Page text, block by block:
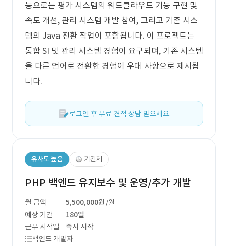
능으로는 평가 시스템의 워드클라우드 기능 구현 및
속도 개선, 관리 시스템 개발 참여, 그리고 기존 시스
템의 Java 전환 작업이 포함됩니다. 이 프로젝트는
통합 SI 및 관리 시스템 경험이 요구되며, 기존 시스템
을 다른 언어로 전환한 경험이 우대 사항으로 제시됩
니다.
로그인 후 무료 견적 상담 받으세요.
유사도 높음 기간제
PHP 백엔드 유지보수 및 운영/추가 개발
월 금액 5,500,000원 /월
예상 기간
180일
근무 시작일
즉시 시작
백엔드 개발자